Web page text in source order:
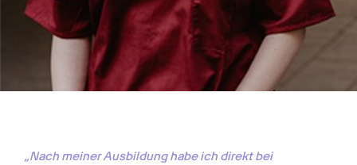
„Nach meiner Ausbildung habe ich direkt bei